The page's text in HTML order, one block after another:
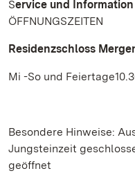
Service und Information
ÖFFNUNGSZEITEN
Residenzschloss
Mi -So und
Besondere Hinweise:
Jungsteinzeit
geöffnet